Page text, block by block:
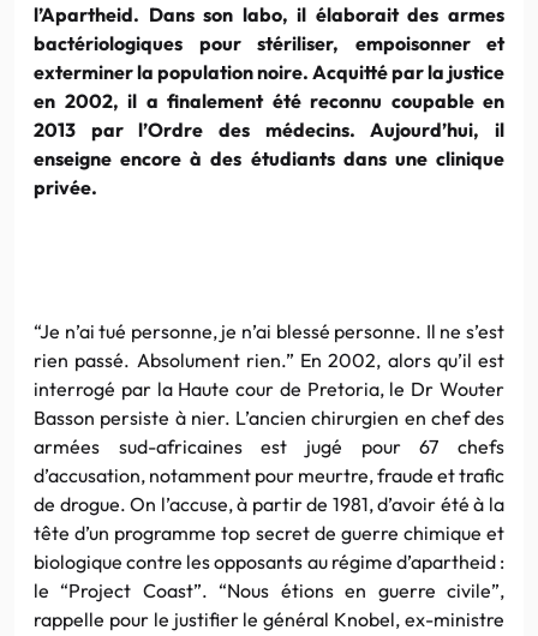
l’Apartheid. Dans son labo, il élaborait des armes
bactériologiques pour stériliser, empoisonner et
exterminer la population noire. Acquitté par la justice
en 2002, il a finalement été reconnu coupable en
2013 par l’Ordre des médecins. Aujourd’hui, il
enseigne encore à des étudiants dans une clinique
privée.
“Je n’ai tué personne, je n’ai blessé personne. Il ne s’est
rien passé. Absolument rien.” En 2002, alors qu’il est
interrogé par la Haute cour de Pretoria, le Dr Wouter
Basson persiste à nier. L’ancien chirurgien en chef des
armées sud-africaines est jugé pour 67 chefs
d’accusation, notamment pour meurtre, fraude et trafic
de drogue. On l’accuse, à partir de 1981, d’avoir été à la
tête d’un programme top secret de guerre chimique et
biologique contre les opposants au régime d’apartheid :
le “Project Coast”. “Nous étions en guerre civile”,
rappelle pour le justifier le général Knobel, ex-ministre